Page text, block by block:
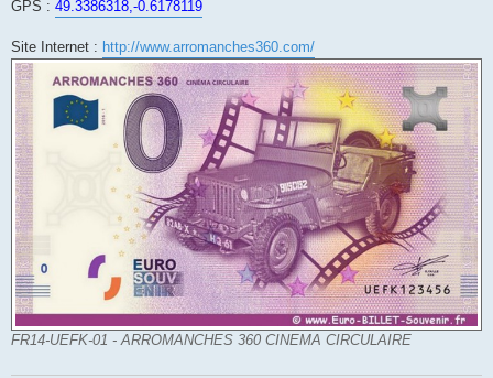
GPS : 49.3386318,-0.6178119
Site Internet : http://www.arromanches360.com/
FR14-UEFK-01 - ARROMANCHES 360 CINEMA CIRCULAIRE